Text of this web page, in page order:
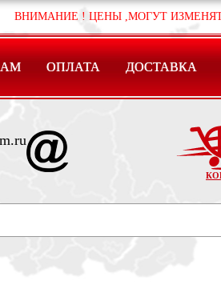
! ЦЕНЫ ,МОГУТ ИЗМЕНЯТЬСЯ
ОПЛАТА ДОСТАВКА